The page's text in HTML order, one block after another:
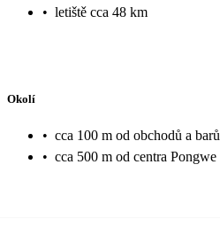
• letiště cca 48 km
Okolí
• cca 100 m od obchodů a barů
• cca 500 m od centra Pongwe